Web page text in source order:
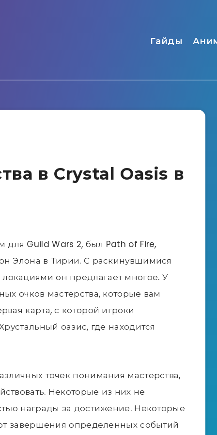
Гайды
в Crystal Oasis в
Guild Wars 2, был Path of Fire,
Элона в Тирии. С раскинувшимися
он предлагает многое. У
очков мастерства, которые вам
карта, с которой игроки
оазис, где находится
точек понимания мастерства,
Некоторые из них не
награды за достижение. Некоторые
завершения определенных событий